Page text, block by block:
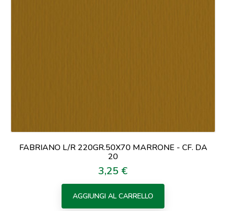
FABRIANO L/R 220GR.50X70 MARRONE - CF. DA
20
Prezzo
3,25 €
AGGIUNGI AL CARRELLO